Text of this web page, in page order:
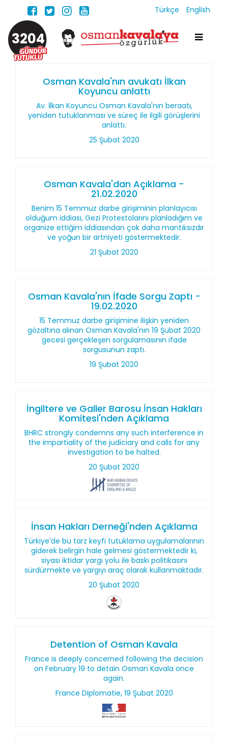
Türkçe English
3204
Osman Kavala'nın avukatı İlkan
Koyuncu anlattı
Av. İlkan Koyuncu Osman Kavala'nın beraatı,
yeniden tutuklanması ve süreç ile ilgili görüşlerini
anlattı.
25 Şubat 2020
Osman Kavala'dan Açıklama -
21.02.2020
Benim 15 Temmuz darbe girişiminin planlayıcısı
olduğum iddiası, Gezi Protestolarını planladığım ve
organize ettiğim iddiasından çok daha mantıksızdır
ve yoğun bir artniyeti göstermektedir.
21 Şubat 2020
Osman Kavala'nın İfade Sorgu Zaptı -
19.02.2020
15 Temmuz darbe girişimine ilişkin yeniden
gözaltına alınan Osman Kavala'nın 19 Şubat 2020
gecesi gerçekleşen sorgulamasının ifade
sorgusunun zaptı.
19 Şubat 2020
İngiltere ve Galler Barosu İnsan Hakları
Komitesi'nden Açıklama
BHRC strongly condemns any such interference in
the impartiality of the judiciary and calls for any
investigation to be halted.
20 Şubat 2020
İnsan Hakları Derneği'nden Açıklama
Türkiye’de bu tarz keyfi tutuklama uygulamalarının
giderek belirgin hale gelmesi göstermektedir ki,
siyası iktidar yargı yolu ile baskı politikasını
sürdürmekte ve yargıyı araç olarak kullanmaktadır.
20 Şubat 2020
Detention of Osman Kavala
France is deeply concerned following the decision
on February 19 to detain Osman Kavala once
again.
France Diplomatie, 19 Şubat 2020